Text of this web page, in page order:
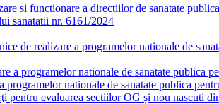
si functionare a directiilor de sanatate
sanatatii nr. 6161/2024
de realizare a programelor nationale de
a programelor nationale de sanatate publica
nationale de sanatate publica
pentru evaluarea sectiilor OG și nou nascuti